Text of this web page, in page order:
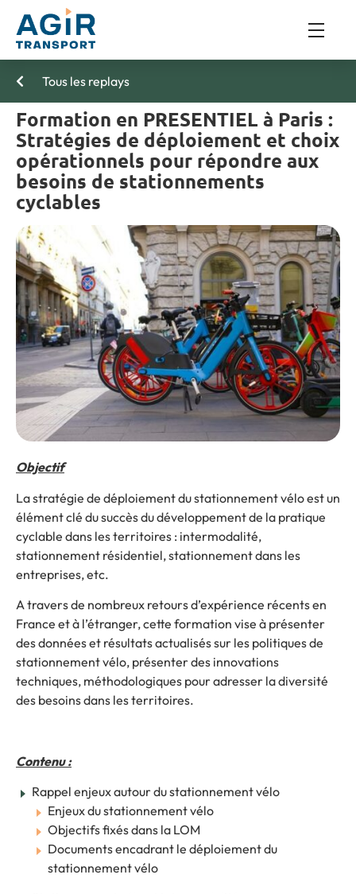
Tous les replays
Formation en PRESENTIEL à Paris :
Stratégies de déploiement et choix
opérationnels pour répondre aux
besoins de stationnements
cyclables
Objectif
La stratégie de déploiement du stationnement vélo est un
élément clé du succès du développement de la pratique
cyclable dans les territoires : intermodalité,
stationnement résidentiel, stationnement dans les
entreprises, etc.
A travers de nombreux retours d’expérience récents en
France et à l’étranger, cette formation vise à présenter
des données et résultats actualisés sur les politiques de
stationnement vélo, présenter des innovations
techniques, méthodologiques pour adresser la diversité
des besoins dans les territoires.
Contenu :
Rappel enjeux autour du stationnement vélo
Enjeux du stationnement vélo
Objectifs fixés dans la LOM
Documents encadrant le déploiement du
stationnement vélo